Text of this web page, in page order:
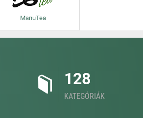
ManuTea
128
KATEGÓRIÁK